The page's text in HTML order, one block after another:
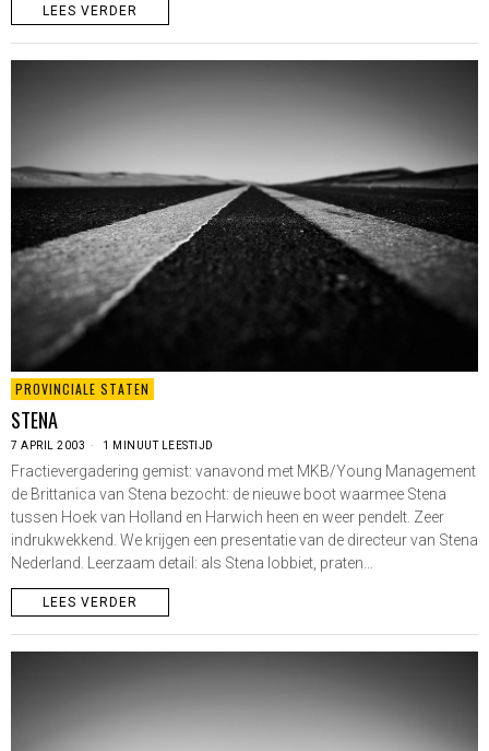
LEES VERDER
PROVINCIALE STATEN
STENA
7 APRIL 2003 1 MINUUT LEESTIJD
Fractievergadering gemist: vanavond met MKB/Young Management
de Brittanica van Stena bezocht: de nieuwe boot waarmee Stena
tussen Hoek van Holland en Harwich heen en weer pendelt. Zeer
indrukwekkend. We krijgen een presentatie van de directeur van Stena
Nederland. Leerzaam detail: als Stena lobbiet, praten…
LEES VERDER